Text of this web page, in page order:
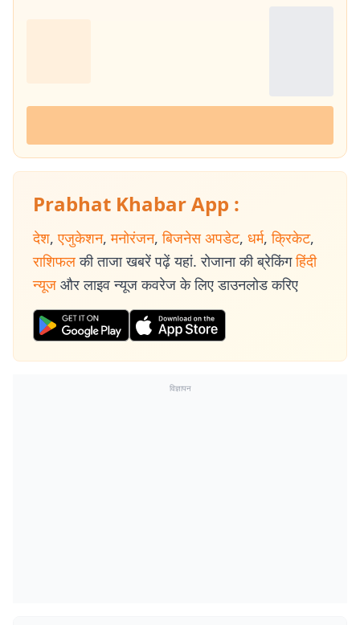
Prabhat Khabar App :
देश, एजुकेशन, मनोरंजन, बिजनेस अपडेट, धर्म, क्रिकेट,
राशिफल की ताजा खबरें पढ़ें यहां. रोजाना की ब्रेकिंग हिंदी
न्यूज और लाइव न्यूज कवरेज के लिए डाउनलोड करिए
विज्ञापन